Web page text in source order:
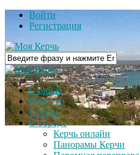
Войти
Регистрация
Главная
Новости
Статьи
О городе
Керчь онлайн
Панорамы Керчи